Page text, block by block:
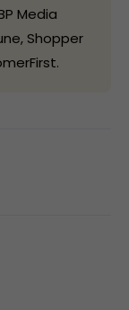
Media
Shopper